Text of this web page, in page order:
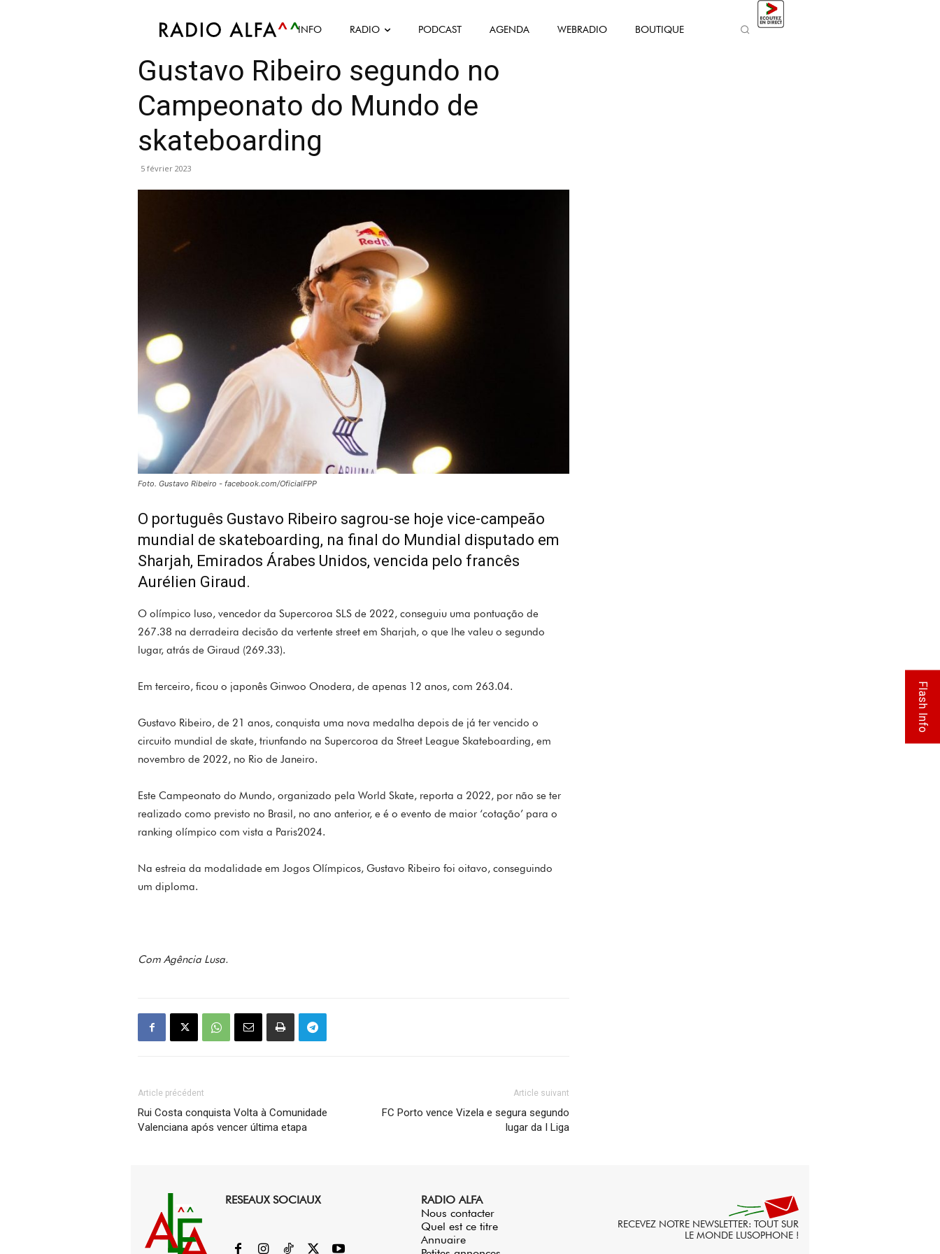
INFO RADIO PODCAST AGENDA WEBRADIO BOUTIQUE
Atualidade Desportiva Notícias Desportivas
Gustavo Ribeiro segundo no
Campeonato do Mundo de
skateboarding
5 février 2023
Foto. Gustavo Ribeiro - facebook.com/OficialFPP
O português Gustavo Ribeiro sagrou-se hoje vice-campeão
mundial de skateboarding, na final do Mundial disputado em
Sharjah, Emirados Árabes Unidos, vencida pelo francês
Aurélien Giraud.
O olímpico luso, vencedor da Supercoroa SLS de 2022, conseguiu uma pontuação de
267.38 na derradeira decisão da vertente street em Sharjah, o que lhe valeu o segundo
lugar, atrás de Giraud (269.33).
Em terceiro, ficou o japonês Ginwoo Onodera, de apenas 12 anos, com 263.04.
Gustavo Ribeiro, de 21 anos, conquista uma nova medalha depois de já ter vencido o
circuito mundial de skate, triunfando na Supercoroa da Street League Skateboarding, em
novembro de 2022, no Rio de Janeiro.
Este Campeonato do Mundo, organizado pela World Skate, reporta a 2022, por não se ter
realizado como previsto no Brasil, no ano anterior, e é o evento de maior ‘cotação’ para o
ranking olímpico com vista a Paris2024.
Na estreia da modalidade em Jogos Olímpicos, Gustavo Ribeiro foi oitavo, conseguindo
um diploma.
Com Agência Lusa.
Article précédent
Rui Costa conquista Volta à Comunidade
Valenciana após vencer última etapa
Article suivant
FC Porto vence Vizela e segura segundo
lugar da I Liga
RESEAUX SOCIAUX
RADIO ALFA
Nous contacter
Quel est ce titre
Annuaire
RECEVEZ NOTRE NEWSLETTER: TOUT SUR
LE MONDE LUSOPHONE !
Flash Info